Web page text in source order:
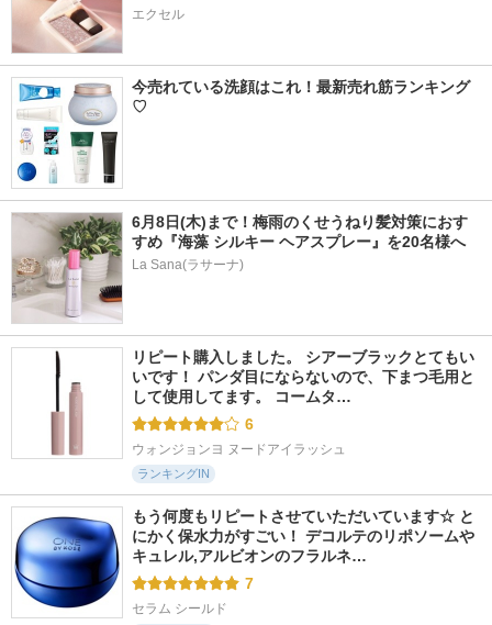
エクセル
今売れている洗顔はこれ！最新売れ筋ランキング
♡
6月8日(木)まで！梅雨のくせうねり髪対策におす
すめ『海藻 シルキー ヘアスプレー』を20名様へ
La Sana(ラサーナ)
リピート購入しました。 シアーブラックとてもい
いです！ パンダ目にならないので、下まつ毛用と
して使用してます。 コームタ…
6
ウォンジョンヨ ヌードアイラッシュ
ランキングIN
もう何度もリピートさせていただいています☆ と
にかく保水力がすごい！ デコルテのリポソームや
キュレル,アルビオンのフラルネ…
7
セラム シールド